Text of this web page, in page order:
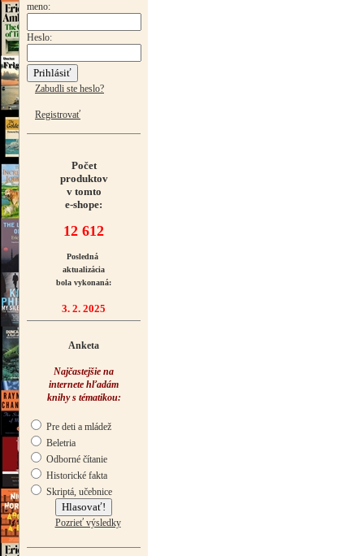
meno:
Heslo:
Zabudli ste heslo?
Registrovať
Počet
produktov
v tomto
e-shope:
12 612
Posledná
aktualizácia
bola vykonaná:
3. 2. 2025
Anketa
Najčastejšie na
internete hľadám
knihy s tématikou:
Pre deti a mládež
Beletria
Odborné čítanie
Historické fakta
Skriptá, učebnice
Pozrieť výsledky